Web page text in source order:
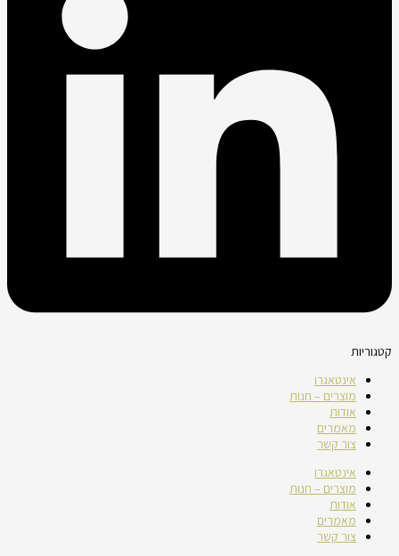
קטגוריות
אינטאגרו
מוצרים – חנות
אודות
מאמרים
צור קשר
אינטאגרו
מוצרים – חנות
אודות
מאמרים
צור קשר